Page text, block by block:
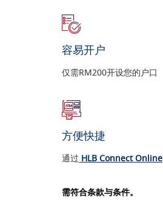
容易开户
仅需RM200开设您的户口
方便快捷
通过 HLB Connect Online
需符合条款与条件。